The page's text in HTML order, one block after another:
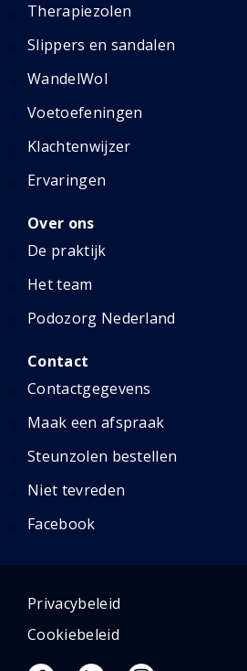
Therapiezolen
Slippers en sandalen
WandelWol
Voetoefeningen
Klachtenwijzer
Ervaringen
Over ons
De praktijk
Het team
Podozorg Nederland
Contact
Contactgegevens
Maak een afspraak
Steunzolen bestellen
Niet tevreden
Facebook
Privacybeleid
Cookiebeleid